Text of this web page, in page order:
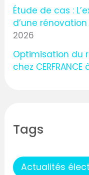
Étude de cas :
d’une
2026
Optimisation du
chez
Tags
Actualités